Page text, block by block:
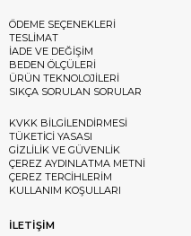
ÖDEME SEÇENEKLERİ
TESLİMAT
İADE VE DEĞİŞİM
BEDEN ÖLÇÜLERİ
ÜRÜN TEKNOLOJİLERİ
SIKÇA SORULAN SORULAR
KVKK BİLGİLENDİRMESİ
TÜKETİCİ YASASI
GİZLİLİK VE GÜVENLİK
ÇEREZ AYDINLATMA METNİ
ÇEREZ TERCİHLERİM
KULLANIM KOŞULLARI
İLETİŞİM